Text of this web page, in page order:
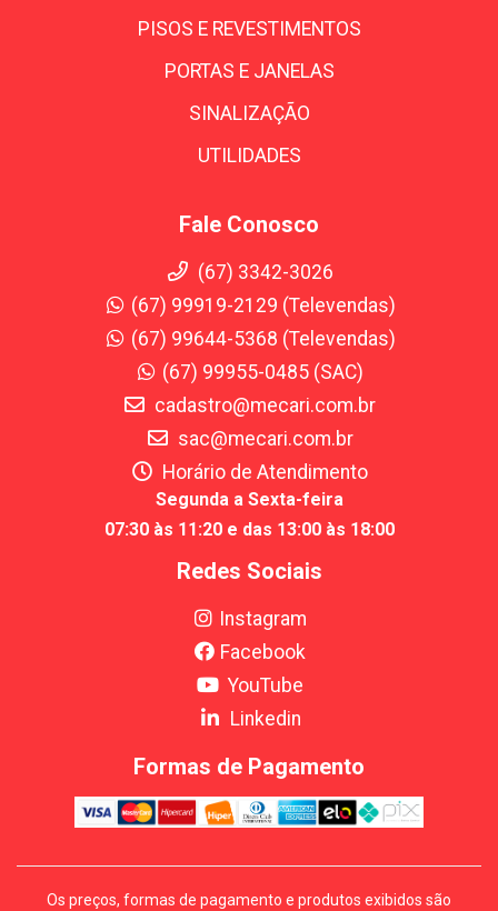
PISOS E REVESTIMENTOS
PORTAS E JANELAS
SINALIZAÇÃO
UTILIDADES
Fale Conosco
(67) 3342-3026
(67) 99919-2129 (Televendas)
(67) 99644-5368 (Televendas)
(67) 99955-0485 (SAC)
cadastro@mecari.com.br
sac@mecari.com.br
Horário de Atendimento
Segunda a Sexta-feira
07:30 às 11:20 e das 13:00 às 18:00
Redes Sociais
Instagram
Facebook
YouTube
Linkedin
Formas de Pagamento
Os preços, formas de pagamento e produtos exibidos são